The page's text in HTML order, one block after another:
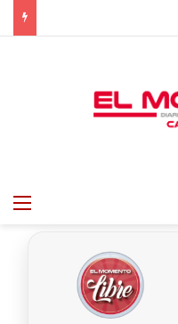
Menu